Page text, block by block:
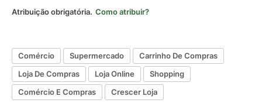
Atribuição obrigatória. Como atribuir?
Comércio Supermercado
Carrinho De Compras
Loja De Compras
Loja Online
Shopping
Comércio E Compras
Crescer Loja